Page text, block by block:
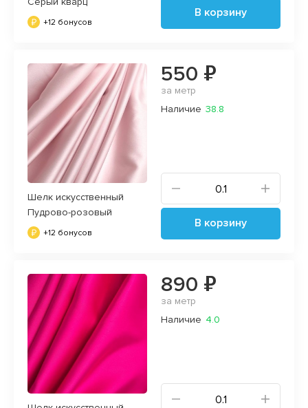
+12 бонусов
В корзину
Шелк искусственный
Пудрово-розовый
+12 бонусов
550 ₽
за метр
Наличие 38.8
В корзину
890 ₽
за метр
Наличие 4.0